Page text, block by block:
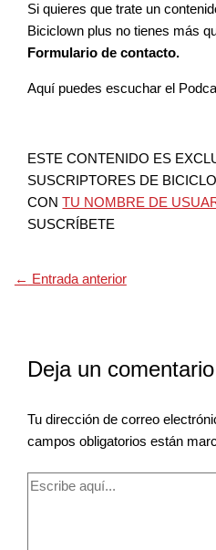
Si quieres que trate un
Biciclown plus no tienes más
Formulario de contacto.
Aquí puedes escuchar el
ESTE CONTENIDO ES
SUSCRIPTORES DE
CONTU NOMBRE DE
SUSCRÍBETE
← Entrada anterior
Deja un comentario
Tu dirección de correo
campos obligatorios están